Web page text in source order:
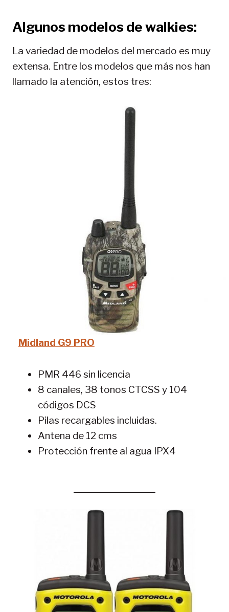
Algunos modelos de walkies:
La variedad de modelos del mercado es muy
extensa. Entre los modelos que más nos han
llamado la atención, estos tres:
Midland G9 PRO
PMR 446 sin licencia
8 canales, 38 tonos CTCSS y 104
códigos DCS
Pilas recargables incluidas.
Antena de 12 cms
Protección frente al agua IPX4